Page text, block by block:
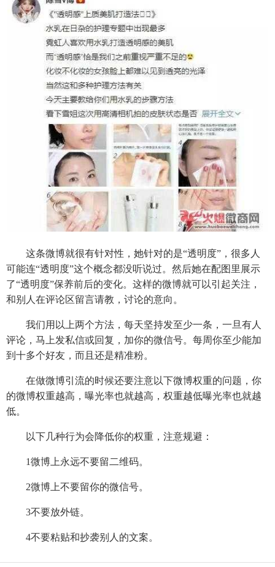
这条微博就很有针对性，她针对的是“透明度”，很多人
可能连“透明度”这个概念都没听说过。然后她在配图里展示
了“透明度”保养前后的变化。这样的微博就可以引起关注，
和别人在评论区留言请教，讨论的意向。
我们用以上两个方法，每天坚持发至少一条，一旦有人
评论，马上发私信或回复，加你的微信号。每周你至少能加
到十多个好友，而且还是精准粉。
在做微博引流的时候还要注意以下微博权重的问题，你
的微博权重越高，曝光率也就越高，权重越低曝光率也就越
低。
以下几种行为会降低你的权重，注意规避：
1微博上永远不要留二维码。
2微博上不要留你的微信号。
3不要放外链。
4不要粘贴和抄袭别人的文案。